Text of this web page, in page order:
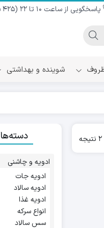
پاسخگویی از ساعت 10 تا 22 (425 7575 0902 - 02191016284)
سرد
شوینده و بهداشتی
Sorted
popularityادویه و چاشنی
ادویه جات
ادویه سالاد
ادویه غذا
انواع سرکه
سس سالاد